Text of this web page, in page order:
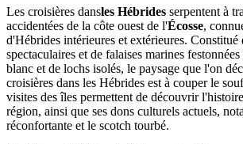
Les croisières dansles Hébrides serpentent à
accidentées de la côte ouest de l'Écosse,
d'Hébrides intérieures et extérieures. Constitué
spectaculaires et de falaises marines
blanc et de lochs isolés, le paysage que l'on
croisières dans les Hébrides est à couper le
visites des îles permettent de découvrir
région, ainsi que ses dons culturels actuels,
réconfortante et le scotch tourbé.